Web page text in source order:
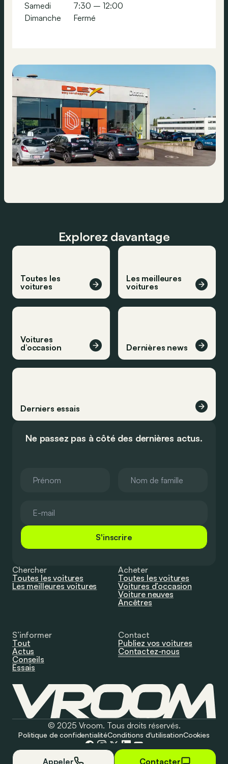
Appeler Contacter
Samedi
7:30 – 12:00
Dimanche
Fermé
Explorez davantage
Toutes les
voitures
Les meilleures
voitures
Voitures
d’occasion
Dernières news
Derniers essais
Ne passez pas à côté des dernières actus.
S'inscrire
Chercher
Toutes les voitures
Les meilleures voitures
Acheter
Toutes les voitures
Voitures d’occasion
Voiture neuves
Ancêtres
S’informer
Tout
Actus
Conseils
Essais
Contact
Publiez vos voitures
Contactez-nous
© 2025 Vroom. Tous droits réservés.
Politique de confidentialitéConditions d'utilisationCookies